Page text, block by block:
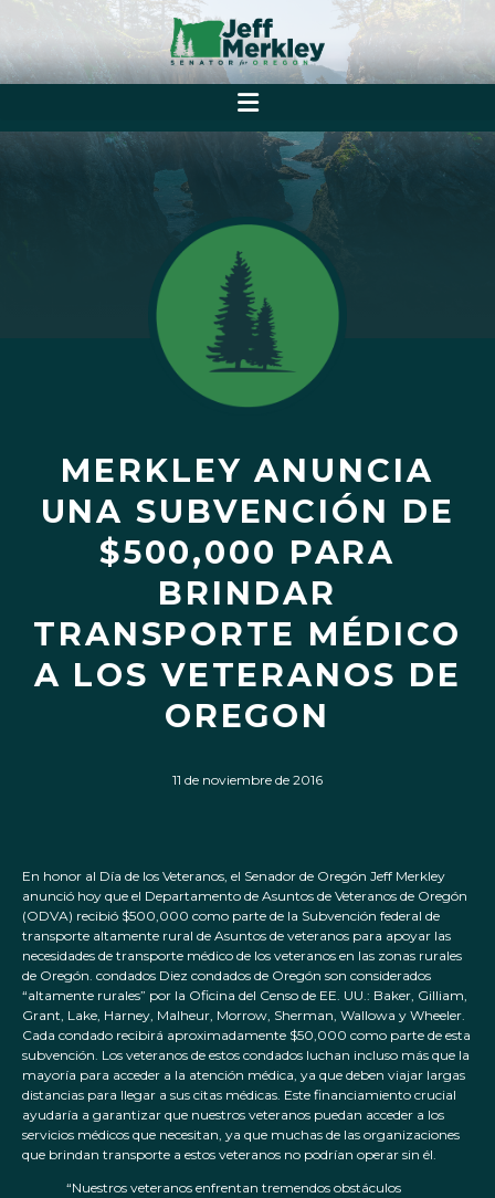
MERKLEY ANUNCIA
UNA SUBVENCIÓN DE
$500,000 PARA
BRINDAR
TRANSPORTE MÉDICO
A LOS VETERANOS DE
OREGON
11 de noviembre de 2016
En honor al Día de los Veteranos, el Senador de Oregón Jeff Merkley
anunció hoy que el Departamento de Asuntos de Veteranos de Oregón
(ODVA) recibió $500,000 como parte de la Subvención federal de
transporte altamente rural de Asuntos de veteranos para apoyar las
necesidades de transporte médico de los veteranos en las zonas rurales
de Oregón. condados Diez condados de Oregón son considerados
“altamente rurales” por la Oficina del Censo de EE. UU.: Baker, Gilliam,
Grant, Lake, Harney, Malheur, Morrow, Sherman, Wallowa y Wheeler.
Cada condado recibirá aproximadamente $50,000 como parte de esta
subvención. Los veteranos de estos condados luchan incluso más que la
mayoría para acceder a la atención médica, ya que deben viajar largas
distancias para llegar a sus citas médicas. Este financiamiento crucial
ayudaría a garantizar que nuestros veteranos puedan acceder a los
servicios médicos que necesitan, ya que muchas de las organizaciones
que brindan transporte a estos veteranos no podrían operar sin él.
“Nuestros veteranos enfrentan tremendos obstáculos